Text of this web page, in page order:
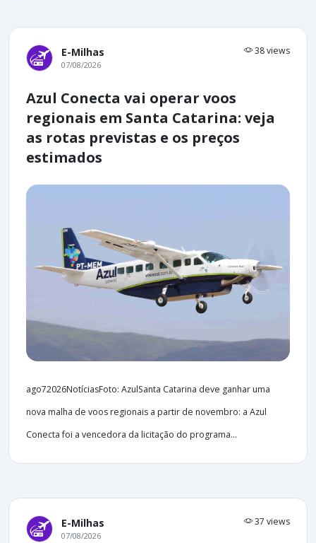
E-Milhas 38 views
07/08/2026
Azul Conecta vai operar voos
regionais em Santa Catarina: veja
as rotas previstas e os preços
estimados
ago72026NotíciasFoto: AzulSanta Catarina deve ganhar uma
nova malha de voos regionais a partir de novembro: a Azul
Conecta foi a vencedora da licitação do programa...
E-Milhas 37 views
07/08/2026